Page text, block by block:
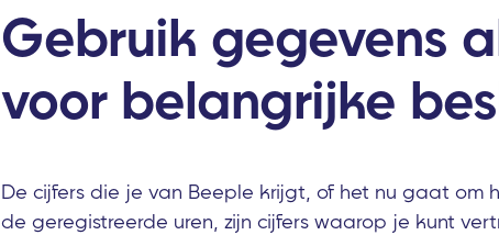
Gebruik gegevens
voor belangrijke
De cijfers die je van Beeple krijgt, of het nu gaat om
de geregistreerde uren, zijn cijfers waarop je kunt